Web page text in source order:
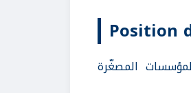
Position
المصغّرة